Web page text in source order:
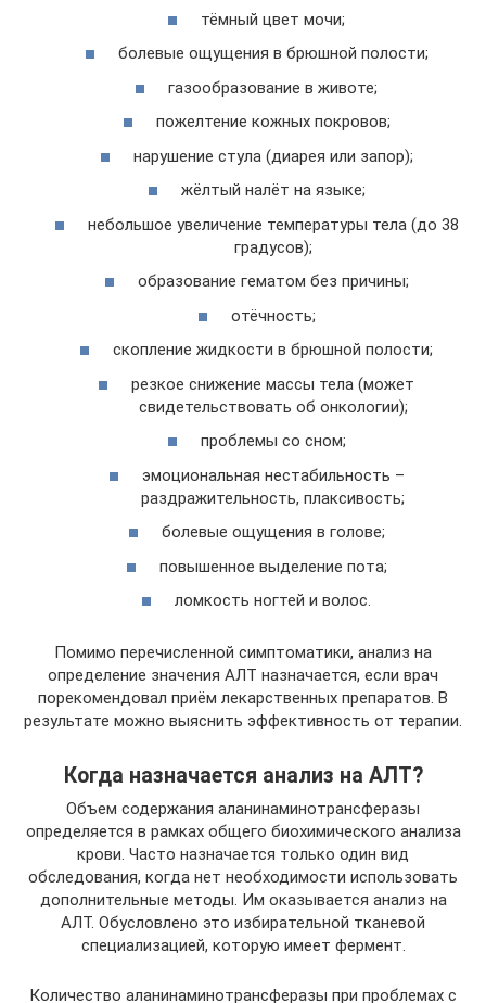
тёмный цвет мочи;
болевые ощущения в брюшной полости;
газообразование в животе;
пожелтение кожных покровов;
нарушение стула (диарея или запор);
жёлтый налёт на языке;
небольшое увеличение температуры тела (до 38
градусов);
образование гематом без причины;
отёчность;
скопление жидкости в брюшной полости;
резкое снижение массы тела (может
свидетельствовать об онкологии);
проблемы со сном;
эмоциональная нестабильность –
раздражительность, плаксивость;
болевые ощущения в голове;
повышенное выделение пота;
ломкость ногтей и волос.
Помимо перечисленной симптоматики, анализ на
определение значения АЛТ назначается, если врач
порекомендовал приём лекарственных препаратов. В
результате можно выяснить эффективность от терапии.
Когда назначается анализ на АЛТ?
Объем содержания аланинаминотрансферазы
определяется в рамках общего биохимического анализа
крови. Часто назначается только один вид
обследования, когда нет необходимости использовать
дополнительные методы. Им оказывается анализ на
АЛТ. Обусловлено это избирательной тканевой
специализацией, которую имеет фермент.
Количество аланинаминотрансферазы при проблемах с